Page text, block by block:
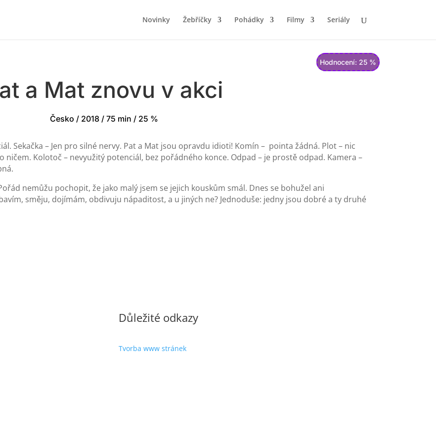
Novinky Žebříčky Pohádky Filmy Seriály
Hodnocení: 25 %
a Mat znovu v akci
Česko / 2018 / 75 min / 25 %
Sekačka – Jen pro silné nervy. Pat a Mat jsou opravdu idioti! Komín – pointa žádná. Plot – nic
ničem. Kolotoč – nevyužitý potenciál, bez pořádného konce. Odpad – je prostě odpad. Kamera –
nemůžu pochopit, že jako malý jsem se jejich kouskům smál. Dnes se bohužel ani
směju, dojímám, obdivuju nápaditost, a u jiných ne? Jednoduše: jedny jsou dobré a ty druhé
Důležité odkazy
Tvorba www stránek